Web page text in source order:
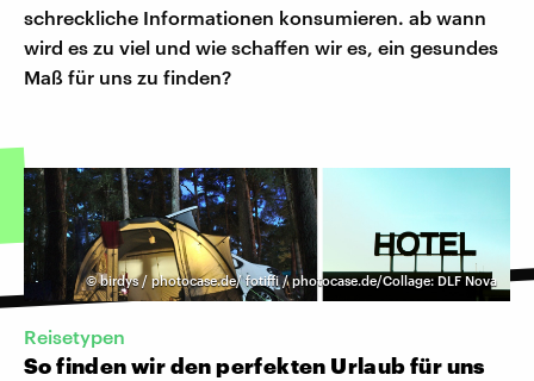
schreckliche Informationen konsumieren. ab wann
wird es zu viel und wie schaffen wir es, ein gesundes
Maß für uns zu finden?
©birdys / photocase.de/ fotiffi / photocase.de/Collage: DLF Nova
Reisetypen
So finden wir den perfekten Urlaub für uns